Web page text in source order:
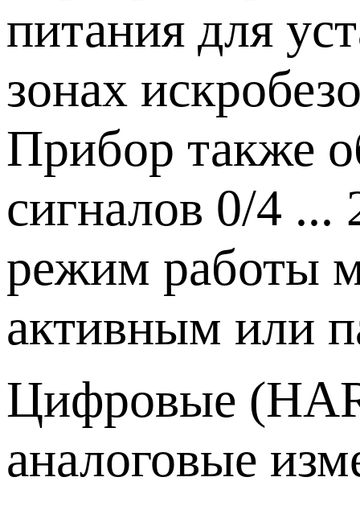
питания для
зонах
Прибор также
сигналов 0/4
режим работы
активным или
Цифровые
аналоговые